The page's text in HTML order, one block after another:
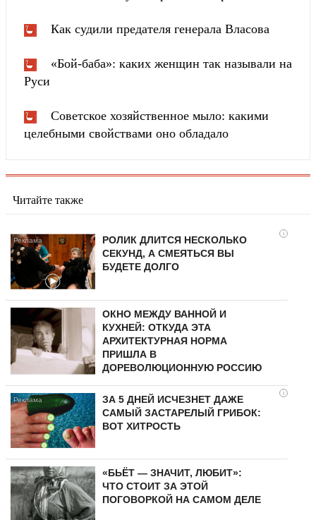
Как судили предателя генерала Власова
«Бой-баба»: каких женщин так называли на
Руси
Советское хозяйственное мыло: какими
целебными свойствами оно обладало
Читайте также
i
РОЛИК ДЛИТСЯ НЕСКОЛЬКО
СЕКУНД, А СМЕЯТЬСЯ ВЫ
БУДЕТЕ ДОЛГО
ОКНО МЕЖДУ ВАННОЙ И
КУХНЕЙ: ОТКУДА ЭТА
АРХИТЕКТУРНАЯ НОРМА
ПРИШЛА В
ДОРЕВОЛЮЦИОННУЮ РОССИЮ
i
ЗА 5 ДНЕЙ ИСЧЕЗНЕТ ДАЖЕ
САМЫЙ ЗАСТАРЕЛЫЙ ГРИБОК:
ВОТ ХИТРОСТЬ
«БЬЁТ — ЗНАЧИТ, ЛЮБИТ»:
ЧТО СТОИТ ЗА ЭТОЙ
ПОГОВОРКОЙ НА САМОМ ДЕЛЕ